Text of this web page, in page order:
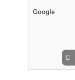
Google